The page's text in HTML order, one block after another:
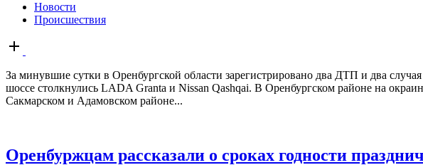
Новости
Происшествия
Open
post
За минувшие сутки в Оренбургской области зарегистрировано два ДТП и два
шоссе столкнулись LADA Granta и Nissan Qashqai. В Оренбургском районе на
Сакмарском и Адамовском районе...
Оренбуржцам рассказали о сроках годности